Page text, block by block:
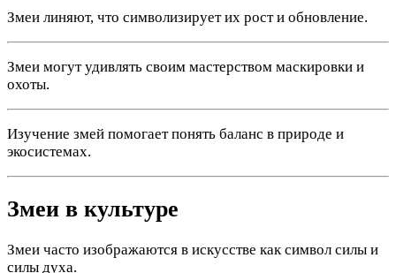
Змеи линяют, что символизирует их рост и обновление.
Змеи могут удивлять своим мастерством маскировки и
охоты.
Изучение змей помогает понять баланс в природе и
экосистемах.
Змеи в культуре
Змеи часто изображаются в искусстве как символ силы и
силы духа.